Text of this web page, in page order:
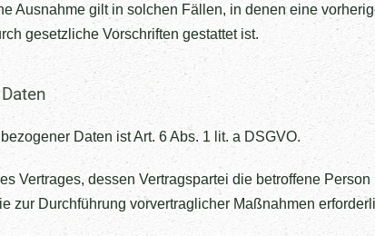
Ausnahme gilt in solchen Fällen, in denen eine
gesetzliche Vorschriften gestattet ist.
Daten ist Art. 6 Abs. 1 lit. a DSGVO.
Vertrages, dessen Vertragspartei die betroffene
zur Durchführung vorvertraglicher Maßnahmen